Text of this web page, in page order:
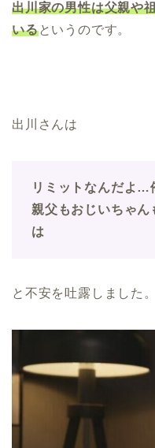
出川家の男性は父親や
いるというのです。
出川さんは
リミットなんだよ…
親父もおじいちゃ
は
と不安を吐露しました。